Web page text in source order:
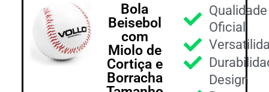
Bola
Beisebol
com
Miolo de
Cortiça e
Borracha
Qualidade
Oficial
Design